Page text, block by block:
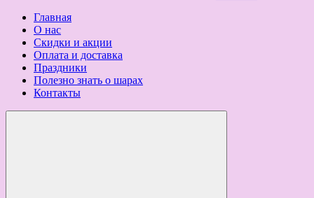
Главная
О нас
Скидки и акции
Оплата и доставка
Праздники
Полезно знать о шарах
Контакты